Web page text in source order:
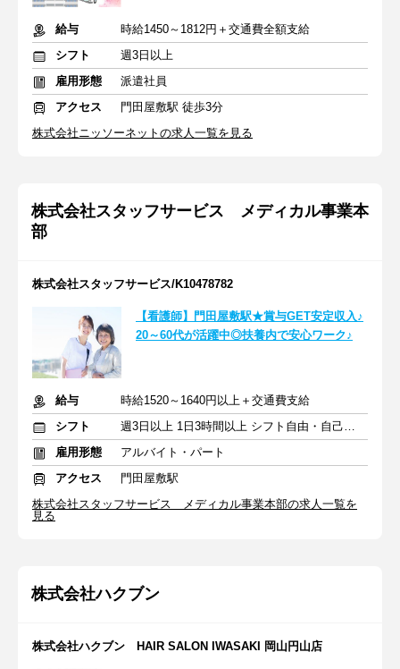
給与
時給1450～1812円＋交通費全額支給
シフト
週3日以上
雇用形態
派遣社員
アクセス
門田屋敷駅 徒歩3分
株式会社ニッソーネットの求人一覧を見る
株式会社スタッフサービス メディカル事業本
部
株式会社スタッフサービス/K10478782
【看護師】門田屋敷駅★賞与GET安定収入♪
20～60代が活躍中◎扶養内で安心ワーク♪
給与
時給1520～1640円以上＋交通費支給
シフト
週3日以上 1日3時間以上 シフト自由・自己申告
雇用形態
アルバイト・パート
アクセス
門田屋敷駅
株式会社スタッフサービス メディカル事業本部の求人一覧を
見る
株式会社ハクブン
株式会社ハクブン HAIR SALON IWASAKI 岡山円山店